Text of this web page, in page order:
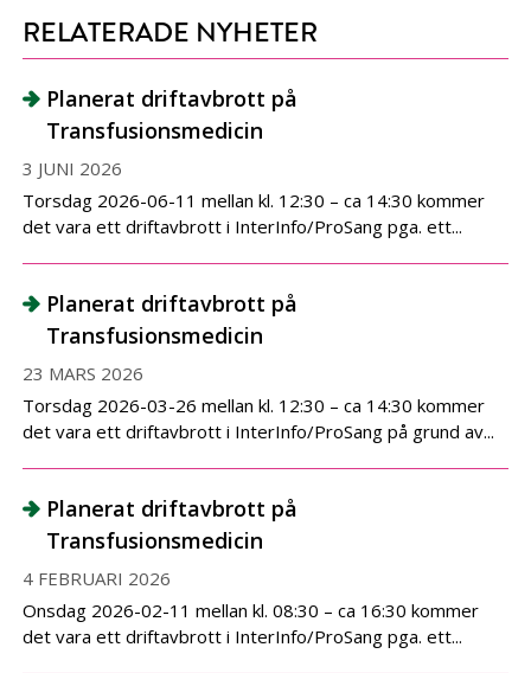
RELATERADE NYHETER
Planerat driftavbrott på
Transfusionsmedicin
3 JUNI 2026
Torsdag 2026-06-11 mellan kl. 12:30 – ca 14:30 kommer
det vara ett driftavbrott i InterInfo/ProSang pga. ett...
Planerat driftavbrott på
Transfusionsmedicin
23 MARS 2026
Torsdag 2026-03-26 mellan kl. 12:30 – ca 14:30 kommer
det vara ett driftavbrott i InterInfo/ProSang på grund av...
Planerat driftavbrott på
Transfusionsmedicin
4 FEBRUARI 2026
Onsdag 2026-02-11 mellan kl. 08:30 – ca 16:30 kommer
det vara ett driftavbrott i InterInfo/ProSang pga. ett...